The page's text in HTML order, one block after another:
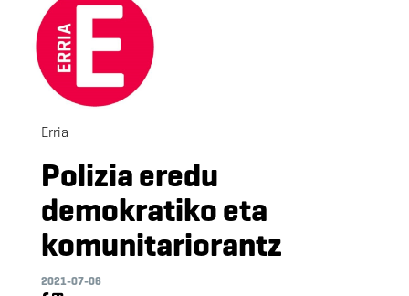
Erria
Polizia eredu
demokratiko eta
komunitariorantz
2021-07-06